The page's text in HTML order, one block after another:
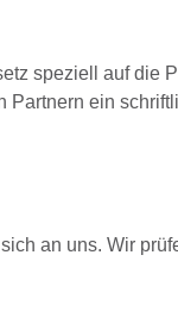
speziell auf die
ein
an uns. Wir